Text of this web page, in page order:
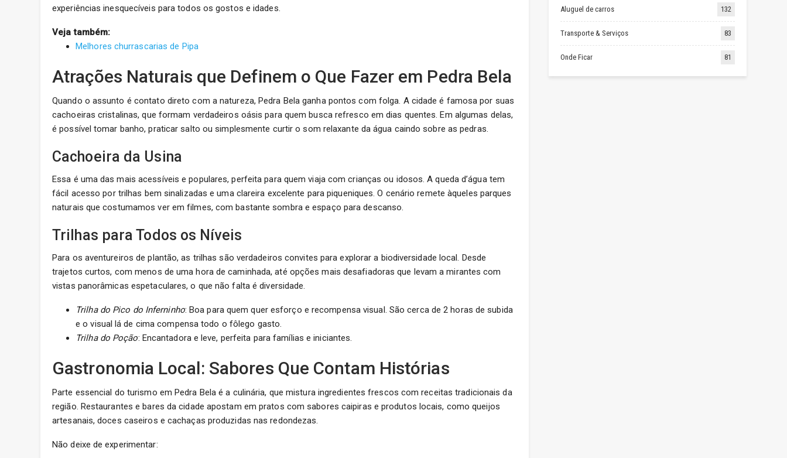
experiências inesquecíveis para todos os gostos e idades.
Veja também:
Melhores churrascarias de Pipa
Atrações Naturais que Definem o Que Fazer em Pedra Bela
Quando o assunto é contato direto com a natureza, Pedra Bela ganha pontos com folga. A cidade é famosa por suas
cachoeiras cristalinas, que formam verdadeiros oásis para quem busca refresco em dias quentes. Em algumas delas,
é possível tomar banho, praticar salto ou simplesmente curtir o som relaxante da água caindo sobre as pedras.
Cachoeira da Usina
Essa é uma das mais acessíveis e populares, perfeita para quem viaja com crianças ou idosos. A queda d’água tem
fácil acesso por trilhas bem sinalizadas e uma clareira excelente para piqueniques. O cenário remete àqueles parques
naturais que costumamos ver em filmes, com bastante sombra e espaço para descanso.
Trilhas para Todos os Níveis
Para os aventureiros de plantão, as trilhas são verdadeiros convites para explorar a biodiversidade local. Desde
trajetos curtos, com menos de uma hora de caminhada, até opções mais desafiadoras que levam a mirantes com
vistas panorâmicas espetaculares, o que não falta é diversidade.
Trilha do Pico do Inferninho: Boa para quem quer esforço e recompensa visual. São cerca de 2 horas de subida
e o visual lá de cima compensa todo o fôlego gasto.
Trilha do Poção: Encantadora e leve, perfeita para famílias e iniciantes.
Gastronomia Local: Sabores Que Contam Histórias
Parte essencial do turismo em Pedra Bela é a culinária, que mistura ingredientes frescos com receitas tradicionais da
região. Restaurantes e bares da cidade apostam em pratos com sabores caipiras e produtos locais, como queijos
artesanais, doces caseiros e cachaças produzidas nas redondezas.
Não deixe de experimentar:
Aluguel de carros 132
Transporte & Serviços 83
Onde Ficar 81